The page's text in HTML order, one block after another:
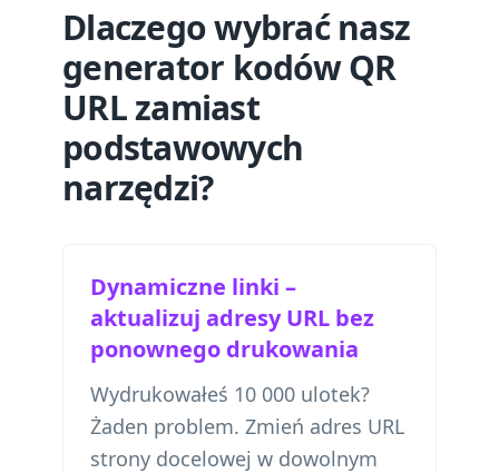
Dlaczego wybrać nasz
generator kodów QR
URL zamiast
podstawowych
narzędzi?
Dynamiczne linki –
aktualizuj adresy URL bez
ponownego drukowania
Wydrukowałeś 10 000 ulotek?
Żaden problem. Zmień adres URL
strony docelowej w dowolnym